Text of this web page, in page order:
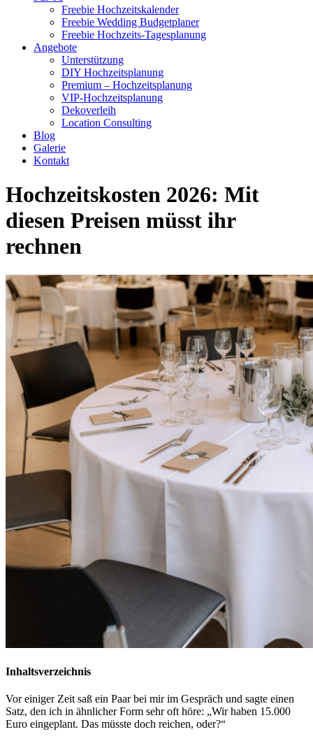
Freebie Hochzeitskalender
Freebie Wedding Budgetplaner
Freebie Hochzeits-Tagesplanung
Angebote
Unterstützung
DIY Hochzeitsplanung
Premium – Hochzeitsplanung
VIP-Hochzeitsplanung
Dekoverleih
Location Consulting
Blog
Galerie
Kontakt
Hochzeitskosten 2026: Mit
diesen Preisen müsst ihr
rechnen
Inhaltsverzeichnis
Vor einiger Zeit saß ein Paar bei mir im Gespräch und sagte einen
Satz, den ich in ähnlicher Form sehr oft höre: „Wir haben 15.000
Euro eingeplant. Das müsste doch reichen, oder?“